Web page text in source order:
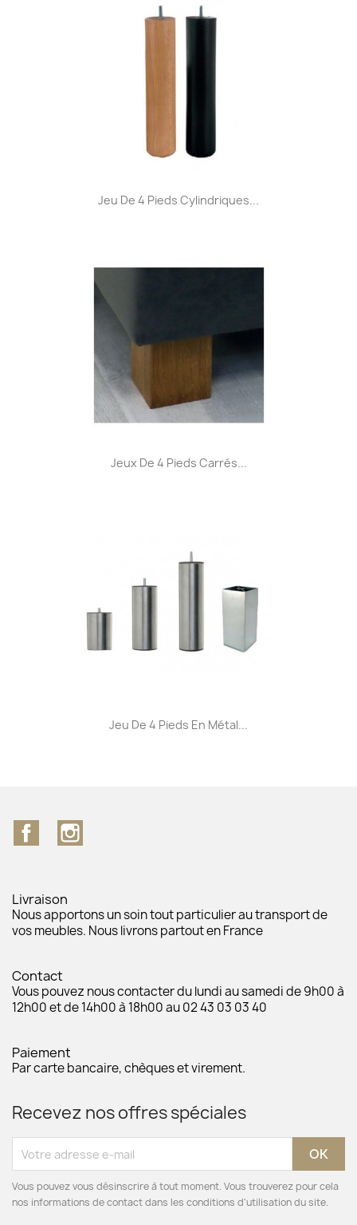
Jeu De 4 Pieds Cylindriques...
Jeux De 4 Pieds Carrés...
Jeu De 4 Pieds En Métal...
Facebook
Livraison
Nous apportons un soin tout particulier au transport de
vos meubles. Nous livrons partout en France
Contact
Vous pouvez nous contacter du lundi au samedi de 9h00 à
12h00 et de 14h00 à 18h00 au 02 43 03 03 40
Paiement
Par carte bancaire, chèques et virement.
Recevez nos offres spéciales
Vous pouvez vous désinscrire à tout moment. Vous trouverez pour cela
nos informations de contact dans les conditions d'utilisation du site.